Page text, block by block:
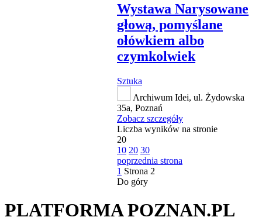
Wystawa Narysowane
głową, pomyślane
ołówkiem albo
czymkolwiek
Sztuka
Archiwum Idei, ul. Żydowska
35a, Poznań
Zobacz szczegóły
Liczba wyników na stronie
20
10 20 30
poprzednia strona
1 Strona 2
Do góry
PLATFORMA POZNAN.PL